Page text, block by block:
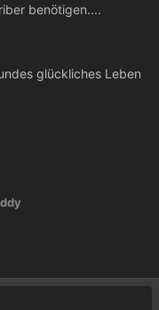
benötigen....
glückliches Leben